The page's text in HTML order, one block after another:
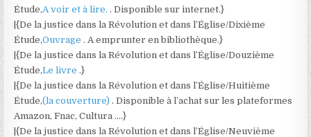
Étude,A voir et à lire.. Disponible sur internet.}
|{De la justice dans la Révolution et dans l’Église/Dixième
Étude,Ouvrage. A emprunter en bibliothèque.}
|{De la justice dans la Révolution et dans l’Église/Douzième
Étude,Le livre.}
|{De la justice dans la Révolution et dans l’Église/Huitième
Étude,(la couverture). Disponible à l’achat sur les plateformes
Amazon, Fnac, Cultura ….}
|{De la justice dans la Révolution et dans l’Église/Neuvième